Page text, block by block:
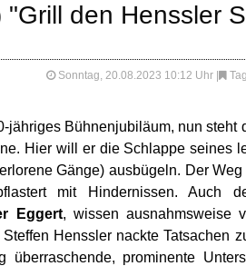
den Henssler
Sonntag, 20.08.2023 10:12 Uhr
jähriges Bühnenjubiläum, nun steht
Hier will er die Schlappe seines
Gänge) ausbügeln. Der
mit Hindernissen. Auch
Eggert, wissen ausnahmsweise
Henssler nackte Tatsachen
prominente